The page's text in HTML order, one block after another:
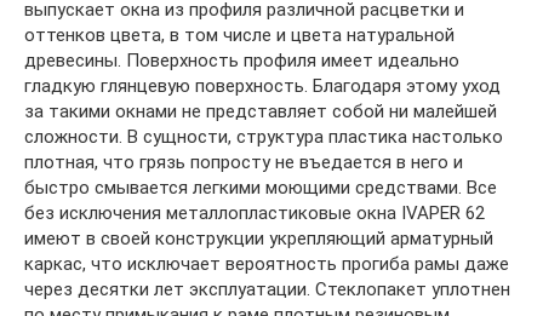
выпускает окна из профиля различной расцветки и
оттенков цвета, в том числе и цвета натуральной
древесины. Поверхность профиля имеет идеально
гладкую глянцевую поверхность. Благодаря этому уход
за такими окнами не представляет собой ни малейшей
сложности. В сущности, структура пластика настолько
плотная, что грязь попросту не въедается в него и
быстро смывается легкими моющими средствами. Все
без исключения металлопластиковые окна IVAPER 62
имеют в своей конструкции укрепляющий арматурный
каркас, что исключает вероятность прогиба рамы даже
через десятки лет эксплуатации. Стеклопакет уплотнен